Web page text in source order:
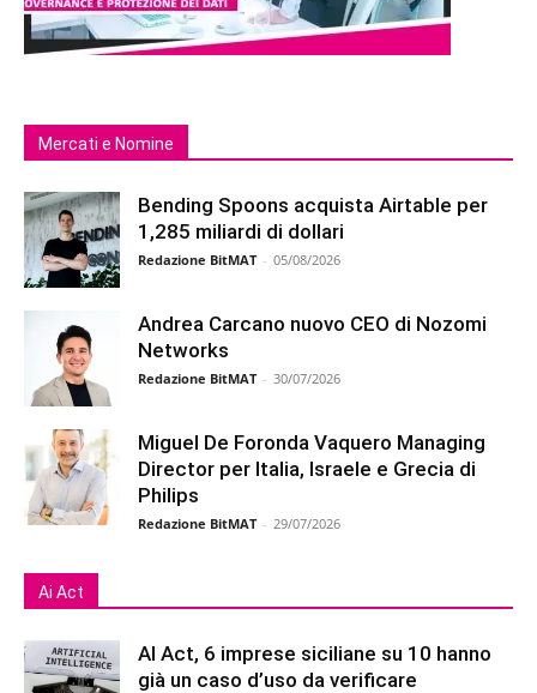
Mercati e Nomine
Bending Spoons acquista Airtable per
1,285 miliardi di dollari
Redazione BitMAT - 05/08/2026
Andrea Carcano nuovo CEO di Nozomi
Networks
Redazione BitMAT - 30/07/2026
Miguel De Foronda Vaquero Managing
Director per Italia, Israele e Grecia di
Philips
Redazione BitMAT - 29/07/2026
Ai Act
AI Act, 6 imprese siciliane su 10 hanno
già un caso d’uso da verificare